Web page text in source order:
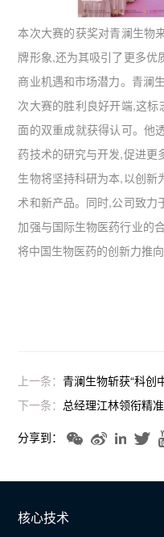
本次大赛的获奖对青澜生物
牌形象,还为其吸引了更多优
商业机遇和市场潜力。青澜
次大赛的胜利良好开端,这
面的双重成就获得认可。他
药技术的研究与开发,促进更
生物将坚持科研为本,以创新
术和新产品。同时,公司致力
加强与国际生物医药行业的
将中国生物医药的创新力推向
上一条：青澜生物斩获“科创中国”创新创业投资
下一条： 总经理江林领衔精准医
分享到：
核心技术